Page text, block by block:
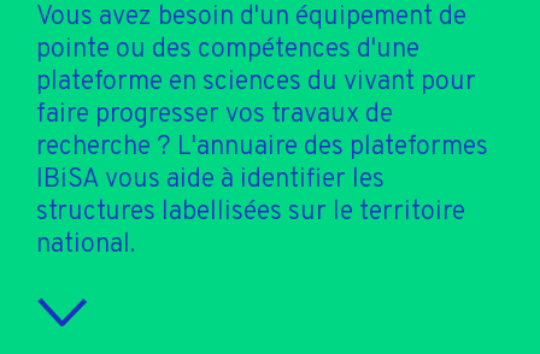
Vous avez besoin d'un équipement de
pointe ou des compétences d'une
plateforme en sciences du vivant pour
faire progresser vos travaux de
recherche ? L'annuaire des plateformes
IBiSA vous aide à identifier les
structures labellisées sur le territoire
national.